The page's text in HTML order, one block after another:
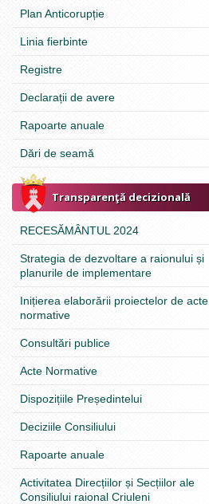
Plan Anticorupție
Linia fierbinte
Registre
Declarații de avere
Rapoarte anuale
Dări de seamă
Transparenţă decizională
RECESĂMÂNTUL 2024
Strategia de dezvoltare a raionului și
planurile de implementare
Inițierea elaborării proiectelor de acte
normative
Consultări publice
Acte Normative
Dispozițiile Președintelui
Deciziile Consiliului
Rapoarte anuale
Activitatea Direcțiilor și Secțiilor ale
Consiliului raional Criuleni